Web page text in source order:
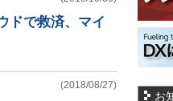
ドで救済、マイ
(2018/08/27)
お